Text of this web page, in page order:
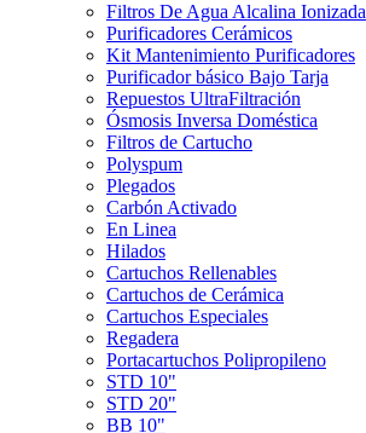
Filtros De Agua Alcalina Ionizada
Purificadores Cerámicos
Kit Mantenimiento Purificadores
Purificador básico Bajo Tarja
Repuestos UltraFiltración
Ósmosis Inversa Doméstica
Filtros de Cartucho
Polyspum
Plegados
Carbón Activado
En Linea
Hilados
Cartuchos Rellenables
Cartuchos de Cerámica
Cartuchos Especiales
Regadera
Portacartuchos Polipropileno
STD 10"
STD 20"
BB 10"